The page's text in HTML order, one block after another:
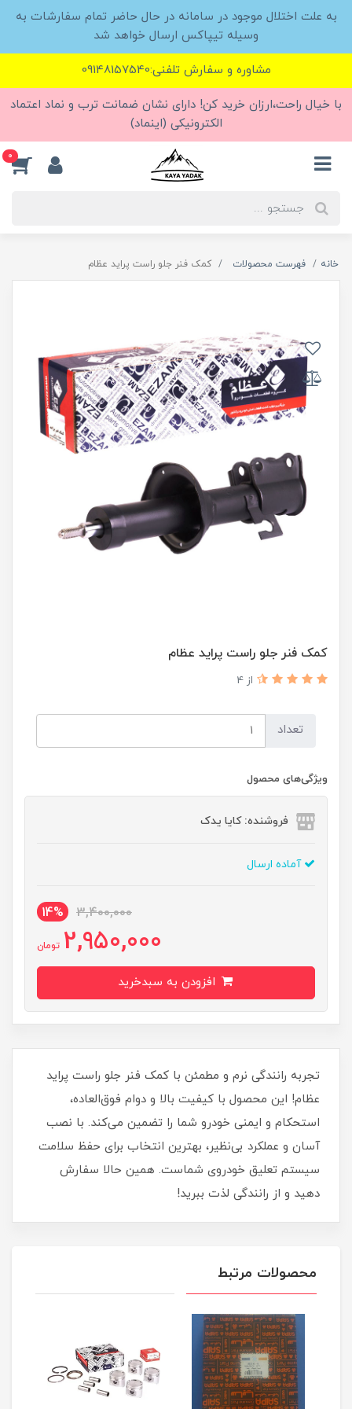
به علت اختلال موجود در سامانه در حال حاضر تمام سفارشات به
وسیله تیپاکس ارسال خواهد شد
مشاوره و سفارش تلفنی:09148157540
با خیال راحت،ارزان خرید کن! دارای نشان ضمانت ترب و نماد اعتماد
الکترونیکی (اینماد)
0
خانه فهرست محصولات کمک فنر جلو راست پراید عظام
کمک فنر جلو راست پراید عظام
از 4
تعداد
ویژگی‌های محصول
فروشنده: کایا یدک
آماده ارسال
3,400,000
14%
2,950,000 تومان
تجربه رانندگی نرم و مطمئن با کمک فنر جلو راست پراید
عظام! این محصول با کیفیت بالا و دوام فوق‌العاده،
استحکام و ایمنی خودرو شما را تضمین می‌کند. با نصب
آسان و عملکرد بی‌نظیر، بهترین انتخاب برای حفظ سلامت
سیستم تعلیق خودروی شماست. همین حالا سفارش
دهید و از رانندگی لذت ببرید!
محصولات مرتبط